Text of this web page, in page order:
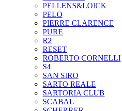
PELLENS&LOICK
PELO
PIERRE CLARENCE
PURE
R2
RESET
ROBERTO CORNELLI
S4
SAN SIRO
SARTO REALE
SARTORIA CLUB
SCABAL